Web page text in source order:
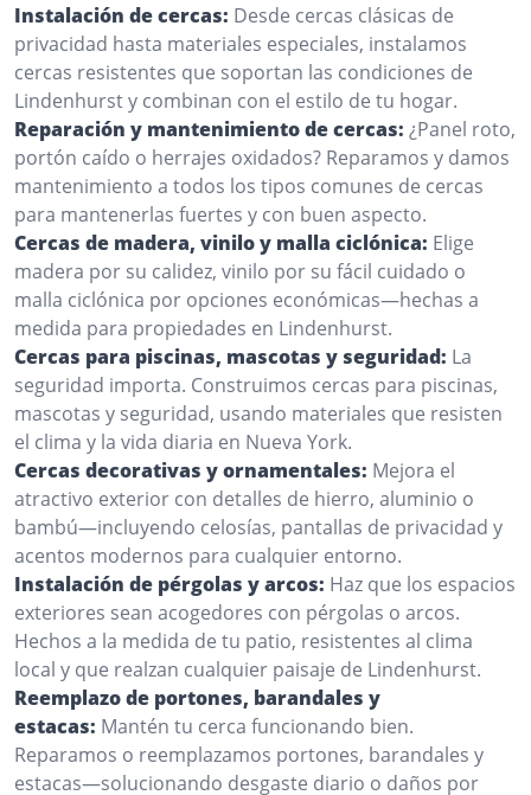
Instalación de cercas: Desde cercas clásicas de
privacidad hasta materiales especiales, instalamos
cercas resistentes que soportan las condiciones de
Lindenhurst y combinan con el estilo de tu hogar.
Reparación y mantenimiento de cercas: ¿Panel roto,
portón caído o herrajes oxidados? Reparamos y damos
mantenimiento a todos los tipos comunes de cercas
para mantenerlas fuertes y con buen aspecto.
Cercas de madera, vinilo y malla ciclónica: Elige
madera por su calidez, vinilo por su fácil cuidado o
malla ciclónica por opciones económicas—hechas a
medida para propiedades en Lindenhurst.
Cercas para piscinas, mascotas y seguridad: La
seguridad importa. Construimos cercas para piscinas,
mascotas y seguridad, usando materiales que resisten
el clima y la vida diaria en Nueva York.
Cercas decorativas y ornamentales: Mejora el
atractivo exterior con detalles de hierro, aluminio o
bambú—incluyendo celosías, pantallas de privacidad y
acentos modernos para cualquier entorno.
Instalación de pérgolas y arcos: Haz que los espacios
exteriores sean acogedores con pérgolas o arcos.
Hechos a la medida de tu patio, resistentes al clima
local y que realzan cualquier paisaje de Lindenhurst.
Reemplazo de portones, barandales y
estacas: Mantén tu cerca funcionando bien.
Reparamos o reemplazamos portones, barandales y
estacas—solucionando desgaste diario o daños por